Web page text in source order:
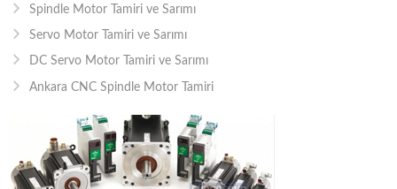
Spindle Motor Tamiri ve Sarımı
Servo Motor Tamiri ve Sarımı
DC Servo Motor Tamiri ve Sarımı
Ankara CNC Spindle Motor Tamiri